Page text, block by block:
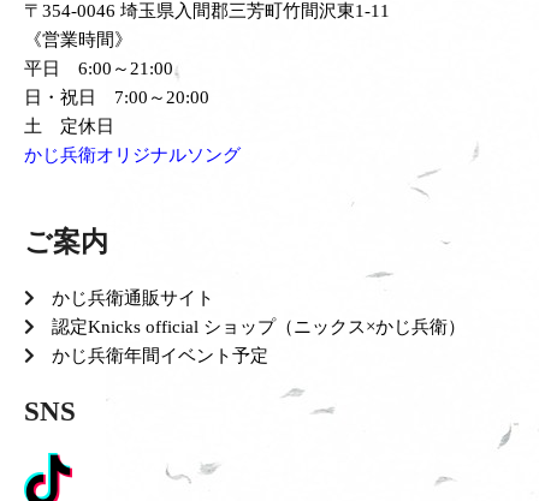
〒354-0046 埼玉県入間郡三芳町竹間沢東1-11
《営業時間》
平日 6:00～21:00
日・祝日 7:00～20:00
土 定休日
かじ兵衛オリジナルソング
ご案内
かじ兵衛通販サイト
認定Knicks official ショップ（ニックス×かじ兵衛）
かじ兵衛年間イベント予定
SNS